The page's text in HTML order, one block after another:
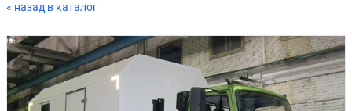
« назад в каталог